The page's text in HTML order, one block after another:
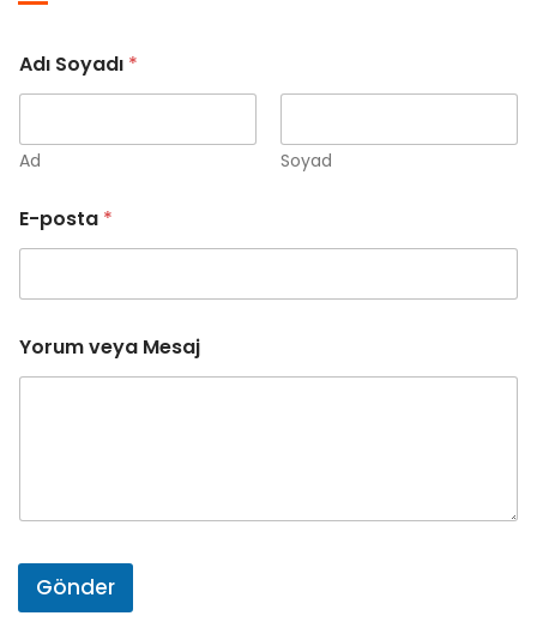
Adı Soyadı *
Ad Soyad
E-posta *
d
ı
d
Yorum veya Mesaj
Gönder